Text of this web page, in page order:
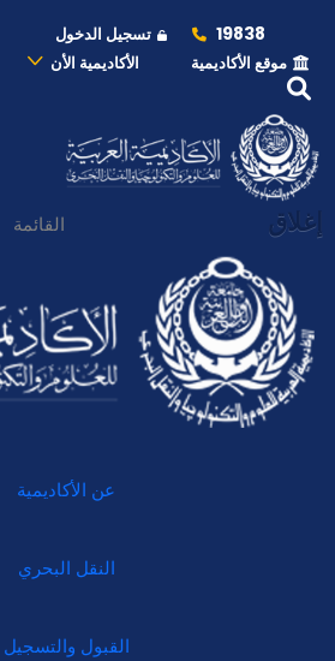
19838 تسجيل الدخول
موقع الأكاديمية
الأكاديمية الأن
إغلاق القائمة
عن الأكاديمية
النقل البحري
القبول والتسجيل